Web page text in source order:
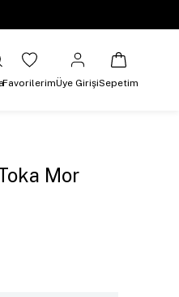
FavorilerimÜye GirişiSepetim
Mor